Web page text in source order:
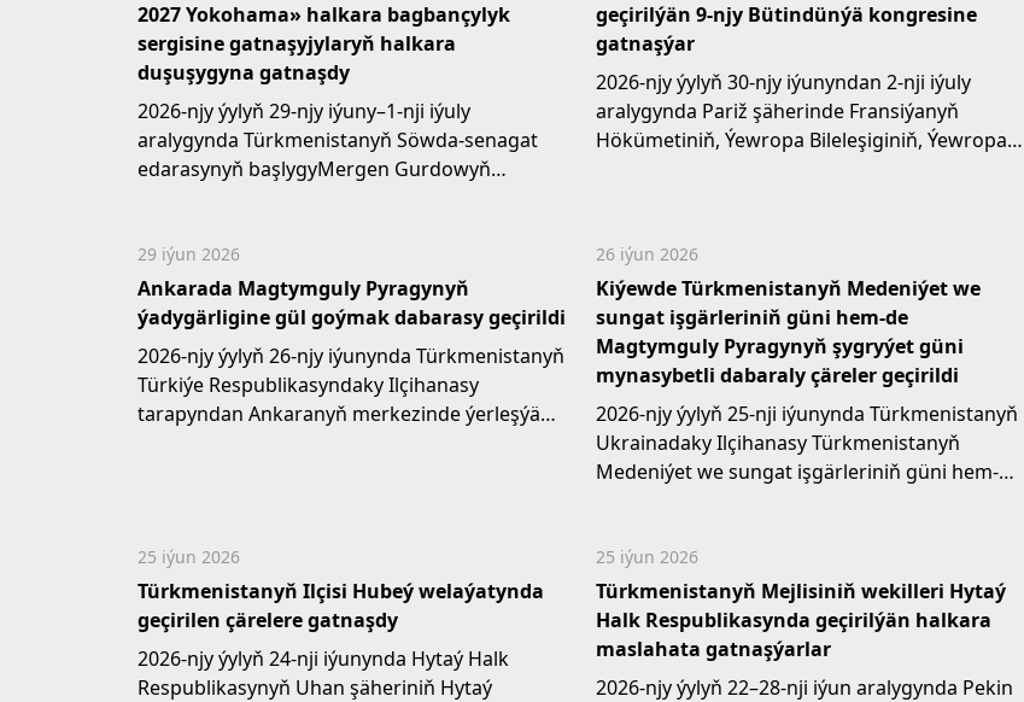
2027 Yokohama» halkara bagbançylyk
sergisine gatnaşyjylaryň halkara
duşuşygyna gatnaşdy
2026-njy ýylyň 29-njy iýuny–1-nji iýuly
aralygynda Türkmenistanyň Söwda-senagat
edarasynyň başlygyMergen Gurdowyň
geçirilýän 9-njy Bütindünýä kongresine
gatnaşýar
2026-njy ýylyň 30-njy iýunyndan 2-nji iýuly
aralygynda Pariž şäherinde Fransiýanyň
Hökümetiniň, Ýewropa Bileleşiginiň, Ýewropa
29 iýun 2026
Ankarada Magtymguly Pyragynyň
ýadygärligine gül goýmak dabarasy geçirildi
2026-njy ýylyň 26-njy iýunynda Türkmenistanyň
Türkiýe Respublikasyndaky Ilçihanasy
tarapyndan Ankaranyň merkezinde ýerleşýän
26 iýun 2026
Kiýewde Türkmenistanyň Medeniýet we
sungat işgärleriniň güni hem-de
Magtymguly Pyragynyň şygryýet güni
mynasybetli dabaraly çäreler geçirildi
2026-njy ýylyň 25-nji iýunynda Türkmenistanyň
Ukrainadaky Ilçihanasy Türkmenistanyň
Medeniýet we sungat işgärleriniň güni hem-de
25 iýun 2026
Türkmenistanyň Ilçisi Hubeý welaýatynda
geçirilen çärelere gatnaşdy
2026-njy ýylyň 24-nji iýunynda Hytaý Halk
Respublikasynyň Uhan şäheriniň Hytaý
25 iýun 2026
Türkmenistanyň Mejlisiniň wekilleri Hytaý
Halk Respublikasynda geçirilýän halkara
maslahata gatnaşýarlar
2026-njy ýylyň 22–28-nji iýun aralygynda Pekin